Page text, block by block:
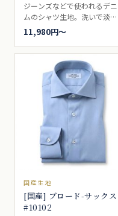
ジーンズなどで使われるデニ
ムのシャツ生地。洗いで淡い
ブルーに仕上げました。4.5オ
ンスとデニムの中では比較的
薄め。カジュアルに、ドレス
にお使いください。カジュア
ルシャツ向き。
11,980円〜
国産生地
[国産] ブロード-サックス
#10102